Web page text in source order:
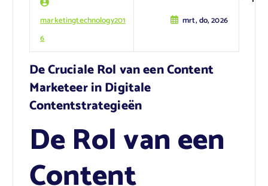
marketingtechnology201
6
mrt, do, 2026
De Cruciale Rol van een Content
Marketeer in Digitale
Contentstrategieën
De Rol van een